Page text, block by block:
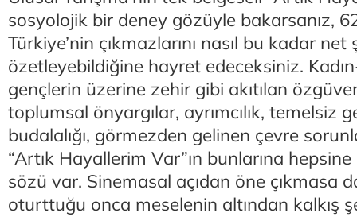
sosyolojik bir deney gözüyle bakarsanız,
Türkiye’nin çıkmazlarını nasıl bu kadar net
özetleyebildiğine hayret edeceksiniz.
gençlerin üzerine zehir gibi akıtılan
toplumsal önyargılar, ayrımcılık, temelsiz
budalalığı, görmezden gelinen çevre
“Artık Hayallerim Var”ın bunlarına
sözü var. Sinemasal açıdan öne çıkmasa
oturttuğu onca meselenin altından kalkış